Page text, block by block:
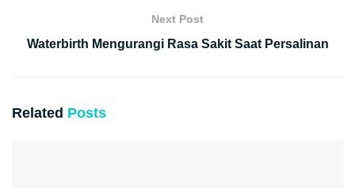
Next Post
Waterbirth Mengurangi Rasa Sakit Saat Persalinan
Related Posts